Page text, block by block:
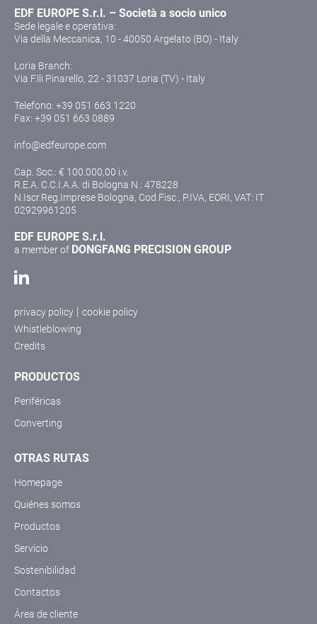
EDF EUROPE S.r.l. – Società a socio unico
Sede legale e operativa:
Via della Meccanica, 10 - 40050 Argelato (BO) - Italy
Loria Branch:
Via F.lli Pinarello, 22 - 31037 Loria (TV) - Italy
Telefono: +39 051 663 1220
Fax: +39 051 663 0889
info@edfeurope.com
Cap. Soc.: € 100.000,00 i.v.
R.E.A. C.C.I.A.A. di Bologna N.: 478228
N.Iscr.Reg.Imprese Bologna, Cod.Fisc., P.IVA, EORI, VAT: IT
02929961205
EDF EUROPE S.r.l.
a member of DONGFANG PRECISION GROUP
privacy policy
cookie policy
Whistleblowing
Credits
PRODUCTOS
Periféricas
Converting
OTRAS RUTAS
Homepage
Quiénes somos
Productos
Servicio
Sostenibilidad
Contactos
Área de cliente